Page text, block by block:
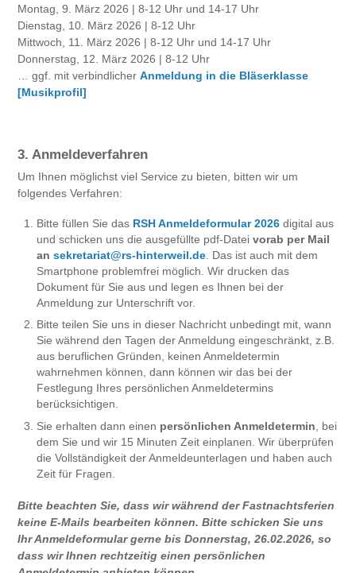
Montag, 9. März 2026 | 8-12 Uhr und 14-17 Uhr
Dienstag, 10. März 2026 | 8-12 Uhr
Mittwoch, 11. März 2026 | 8-12 Uhr und 14-17 Uhr
Donnerstag, 12. März 2026 | 8-12 Uhr
… ggf. mit verbindlicherAnmeldung in die Bläserklasse
[Musikprofil]
3. Anmeldeverfahren
Um Ihnen möglichst viel Service zu bieten, bitten wir um
folgendes Verfahren:
Bitte füllen Sie das RSH Anmeldeformular 2026 digital aus
und schicken uns die ausgefüllte pdf-Dateivorab per Mail
ansekretariat@rs-hinterweil.de . Das ist auch mit dem
Smartphone problemfrei möglich. Wir drucken das
Dokument für Sie aus und legen es Ihnen bei der
Anmeldung zur Unterschrift vor.
Bitte teilen Sie uns in dieser Nachricht unbedingt mit, wann
Sie während den Tagen der Anmeldung eingeschränkt, z.B.
aus beruflichen Gründen, keinen Anmeldetermin
wahrnehmen können, dann können wir das bei der
Festlegung Ihres persönlichen Anmeldetermins
berücksichtigen.
Sie erhalten dann einen persönlichen Anmeldetermin , bei
dem Sie und wir 15 Minuten Zeit einplanen. Wir überprüfen
die Vollständigkeit der Anmeldeunterlagen und haben auch
Zeit für Fragen.
Bitte beachten Sie, dass wir während der Fastnachtsferien
keine E-Mails bearbeiten können. Bitte schicken Sie uns
Ihr Anmeldeformular gerne bis Donnerstag, 26.02.2026, so
dass wir Ihnen rechtzeitig einen persönlichen